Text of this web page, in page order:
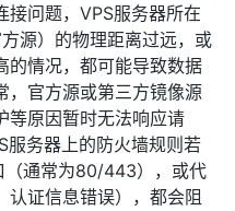
接问题，VPS服务器所在
源）的物理距离过远，或
的情况，都可能导致数据
，官方源或第三方镜像源
等原因暂时无法响应请
服务器上的防火墙规则若
（通常为80/443），或代
证信息错误），都会阻